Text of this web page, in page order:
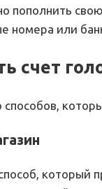
пополнить
номера или
счет
способов,
который